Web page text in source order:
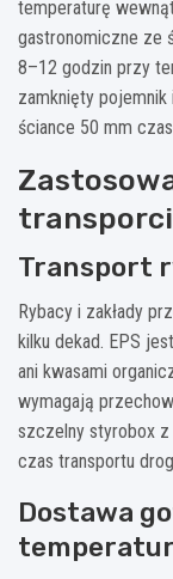
temperaturę
gastronomiczne ze
8–12 godzin przy
zamknięty pojemnik
ściance 50 mm
Transport
Rybacy i zakłady
kilku dekad. EPS
ani kwasami
wymagają
szczelny styrobox z
czas transportu
Dostawa